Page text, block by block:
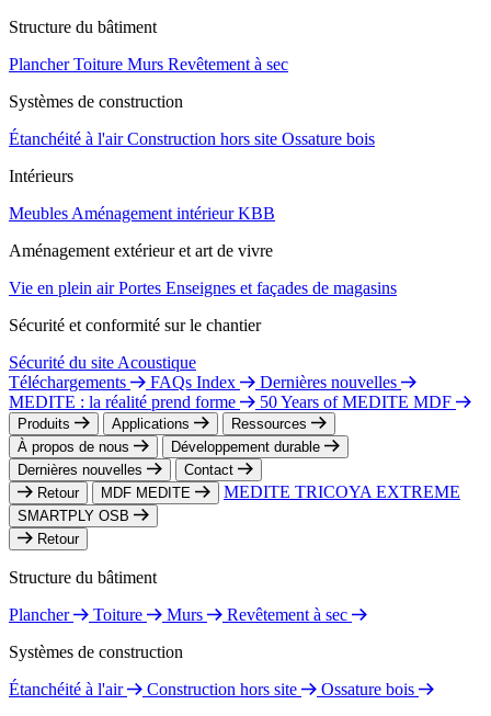
Structure du bâtiment
PlancherToiture Murs Revêtement à sec
Systèmes de construction
Étanchéité à l'airConstruction hors site Ossature bois
Intérieurs
Meubles Aménagement intérieurKBB
Aménagement extérieur et art de vivre
Vie en plein airPortes Enseignes et façades de magasins
Sécurité et conformité sur le chantier
Sécurité du site Acoustique
Téléchargements
FAQs Index
Dernières nouvelles
MEDITE : la réalité prend forme
50 Years of MEDITE MDF
Produits Applications
Ressources
À propos de nous
Développement durable
Dernières nouvelles
Contact
Retour
MDF MEDITE MEDITE TRICOYA EXTREME
SMARTPLY OSB
Retour
Structure du bâtiment
Plancher
Toiture Murs
Revêtement à sec
Systèmes de construction
Étanchéité à l'air
Construction hors site
Ossature bois